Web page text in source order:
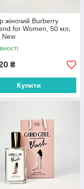
жіночий Burberry
for Women, 50 мл,
New
₴
Купити